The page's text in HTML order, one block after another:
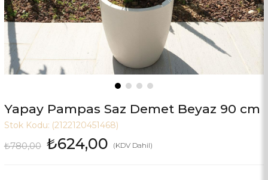
Yapay Pampas Saz Demet Beyaz 90 cm
Stok Kodu: (2122120451468)
₺780,00 ₺624,00 (KDV Dahil)